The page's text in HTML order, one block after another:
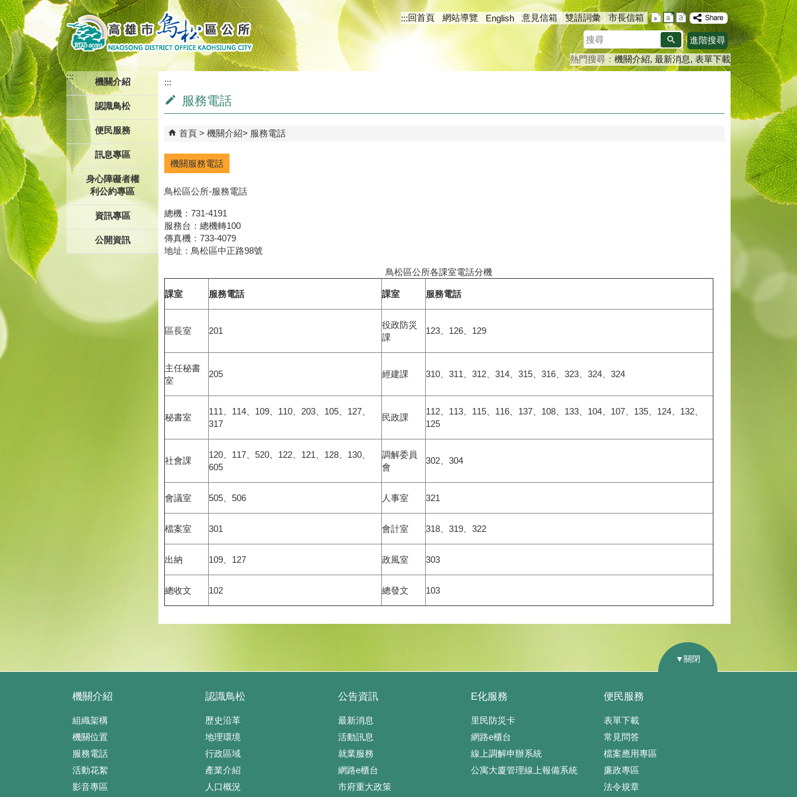
跳到主要內容區塊
:::回首頁 網站導覽 English 意見信箱 雙語詞彙
市長信箱
搜
尋
進階搜尋
熱門搜尋： 機關介紹 最新消息 表單下載
:::
機關介紹
認識鳥松
便民服務
訊息專區
身心障礙者權
利公約專區
資訊專區
公開資訊
:::
服務電話
首頁 機關介紹 服務電話
機關服務電話
鳥松區公所-服務電話
總機：731-4191
服務台：總機轉100
傳真機：733-4079
地址：鳥松區中正路98號
鳥松區公所各課室電話分機
課室 服務電話 課室 服務電話
區長室 201
役政防災
課
123、126、129
主任秘書
室
205 經建課 310、311、312、314、315、316、323、324、324
秘書室
111、114、109、110、203、105、127、
317
民政課
112、113、115、116、137、108、133、104、107、135、124、132、
125
社會課
120、117、520、122、121、128、130、
605
調解委員
會
302、304
會議室 505、506 人事室 321
檔案室 301 會計室 318、319、322
出納 109、127 政風室 303
總收文 102 總發文 103
▼關閉
機關介紹
組織架構
機關位置
服務電話
活動花絮
影音專區
認識鳥松
歷史沿革
地理環境
行政區域
產業介紹
人口概況
公告資訊
最新消息
活動訊息
就業服務
網路e櫃台
市府重大政策
E化服務
里民防災卡
網路e櫃台
線上調解申辦系統
公寓大廈管理線上報備系統
便民服務
表單下載
常見問答
檔案應用專區
廉政專區
法令規章